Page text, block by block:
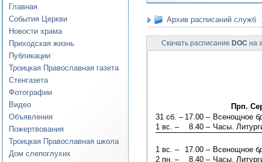
Главная
События Церкви
Новости храма
Приходская жизнь
Публикации
Троицкая Православная газета
Стенгазета
Фотографии
Видео
Объявления
Пожертвования
Троицкая Православная школа
Дом слепоглухих
Архив расписаний служб
Скачать расписание DOC на
Прп.
31 сб. – 17.00 – Всенощное
1 вс. –
8.40 – Часы.
1 вс. – 17.00 – Всенощное
2 пн. –
8.40 – Часы.